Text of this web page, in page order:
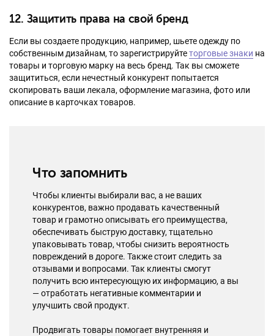
12. Защитить права на свой бренд
Если вы создаете продукцию, например, шьете одежду по
собственным дизайнам, то зарегистрируйтеторговые знаки на
товары и торговую марку на весь бренд. Так вы сможете
защититься, если нечестный конкурент попытается
скопировать ваши лекала, оформление магазина, фото или
описание в карточках товаров.
Что запомнить
Чтобы клиенты выбирали вас, а не ваших
конкурентов, важно продавать качественный
товар и грамотно описывать его преимущества,
обеспечивать быструю доставку, тщательно
упаковывать товар, чтобы снизить вероятность
повреждений в дороге. Также стоит следить за
отзывами и вопросами. Так клиенты смогут
получить всю интересующую их информацию, а вы
— отработать негативные комментарии и
улучшить свой продукт.
Продвигать товары помогает внутренняя и